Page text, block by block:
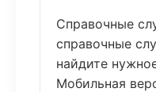
Справочные
справочные
найдите
Мобильная